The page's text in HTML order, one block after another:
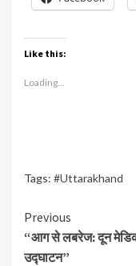
Like this:
Loading...
Tags: #Uttarakhand
Continue
Reading
Previous
“आग से लबरेज: दून
उद्घाटन”